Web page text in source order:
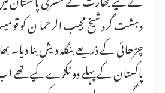
دہشت گردشیخ مجیب الرحما ن کو
چڑھائی کے ذریعے بنگلہ دیش بنا
پاکستان کے پہلے دو ٹکڑے کیے